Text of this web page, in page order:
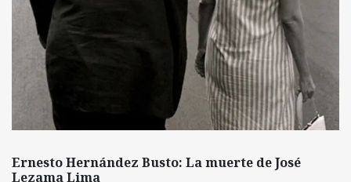
Ernesto Hernández Busto: La muerte de José
Lezama Lima